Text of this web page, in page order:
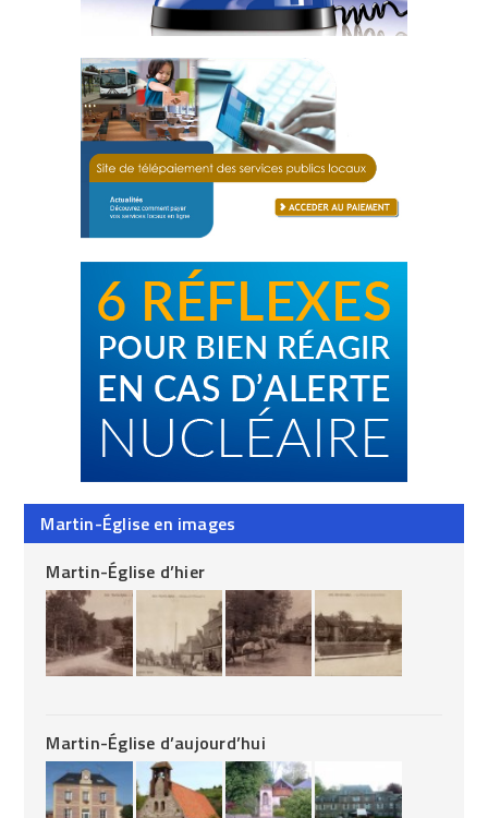
Martin-Église en images
Martin-Église d’hier
Martin-Église d’aujourd’hui